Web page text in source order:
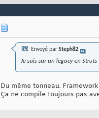
Envoyé par Steph82
Je suis sur un legacy en Struts
Du même tonneau.
Ça ne compile toujours pas